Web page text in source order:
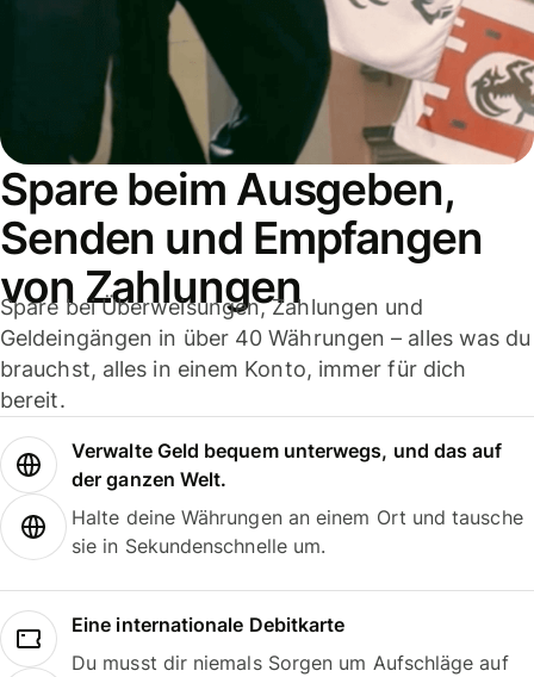
Spare beim Ausgeben,
Senden und Empfangen
von Zahlungen
Spare bei Überweisungen, Zahlungen und
Geldeingängen in über 40 Währungen – alles was du
brauchst, alles in einem Konto, immer für dich
bereit.
Verwalte Geld bequem unterwegs, und das auf
der ganzen Welt.
Halte deine Währungen an einem Ort und tausche
sie in Sekundenschnelle um.
Eine internationale Debitkarte
Du musst dir niemals Sorgen um Aufschläge auf